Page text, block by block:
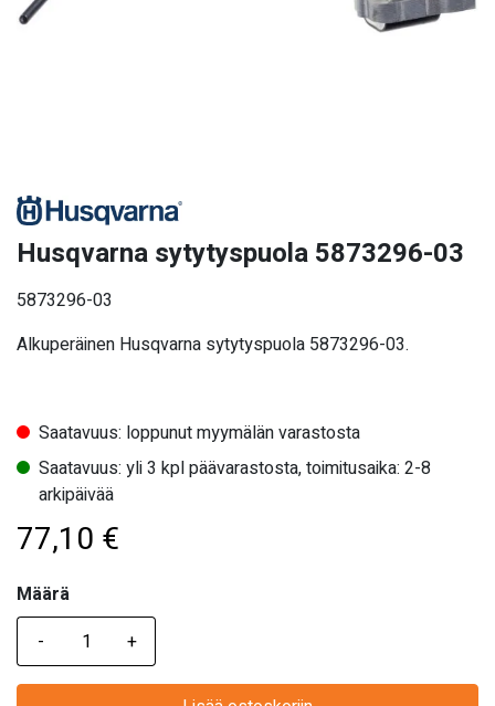
Husqvarna sytytyspuola 5873296-03
5873296-03
Alkuperäinen Husqvarna sytytyspuola 5873296-03.
Saatavuus: loppunut myymälän varastosta
Saatavuus: yli 3 kpl päävarastosta, toimitusaika: 2-8
arkipäivää
77,10 €
Määrä
Määrä